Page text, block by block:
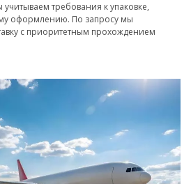
требования к упаковке,
оформлению. По запросу мы
с приоритетным прохождением